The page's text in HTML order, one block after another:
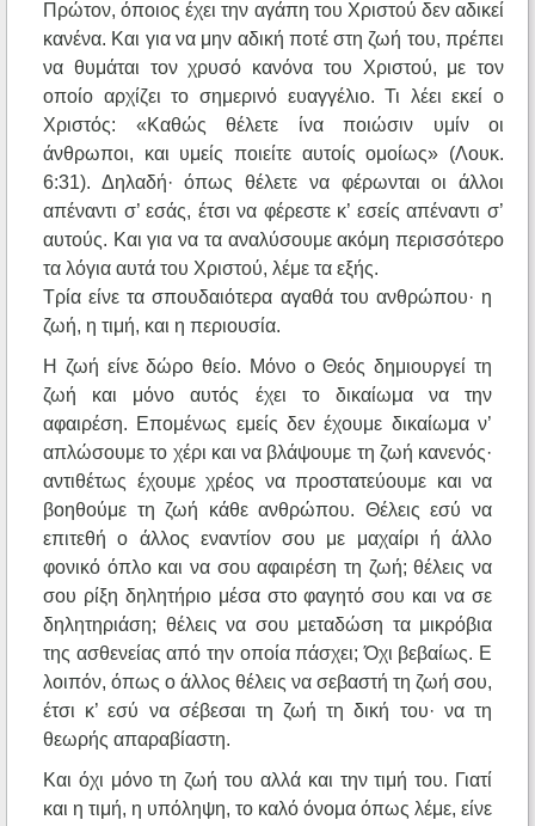
Πρώτον, όποιος έχει την αγάπη του Χριστού δεν αδικεί
κανένα. Και για να μην αδική ποτέ στη ζωή του, πρέπει
να θυμάται τον χρυσό κανόνα του Χριστού, με τον
οποίο αρχίζει το σημερινό ευαγγέλιο. Τι λέει εκεί ο
Χριστός: «Καθώς θέλετε ίνα ποιώσιν υμίν οι
άνθρωποι, και υμείς ποιείτε αυτοίς ομοίως» (Λουκ.
6:31). Δηλαδή· όπως θέλετε να φέρωνται οι άλλοι
απέναντι σ’ εσάς, έτσι να φέρεστε κ’ εσείς απέναντι σ’
αυτούς. Και για να τα αναλύσουμε ακόμη περισσότερο
τα λόγια αυτά του Χριστού, λέμε τα εξής.
Τρία είνε τα σπουδαιότερα αγαθά του ανθρώπου· η
ζωή, η τιμή, και η περιουσία.
Η ζωή είνε δώρο θείο. Μόνο ο Θεός δημιουργεί τη
ζωή και μόνο αυτός έχει το δικαίωμα να την
αφαιρέση. Επομένως εμείς δεν έχουμε δικαίωμα ν’
απλώσουμε το χέρι και να βλάψουμε τη ζωή κανενός·
αντιθέτως έχουμε χρέος να προστατεύουμε και να
βοηθούμε τη ζωή κάθε ανθρώπου. Θέλεις εσύ να
επιτεθή ο άλλος εναντίον σου με μαχαίρι ή άλλο
φονικό όπλο και να σου αφαιρέση τη ζωή; θέλεις να
σου ρίξη δηλητήριο μέσα στο φαγητό σου και να σε
δηλητηριάση; θέλεις να σου μεταδώση τα μικρόβια
της ασθενείας από την οποία πάσχει; Όχι βεβαίως. Ε
λοιπόν, όπως ο άλλος θέλεις να σεβαστή τη ζωή σου,
έτσι κ’ εσύ να σέβεσαι τη ζωή τη δική του· να τη
θεωρής απαραβίαστη.
Και όχι μόνο τη ζωή του αλλά και την τιμή του. Γιατί
και η τιμή, η υπόληψη, το καλό όνομα όπως λέμε, είνε